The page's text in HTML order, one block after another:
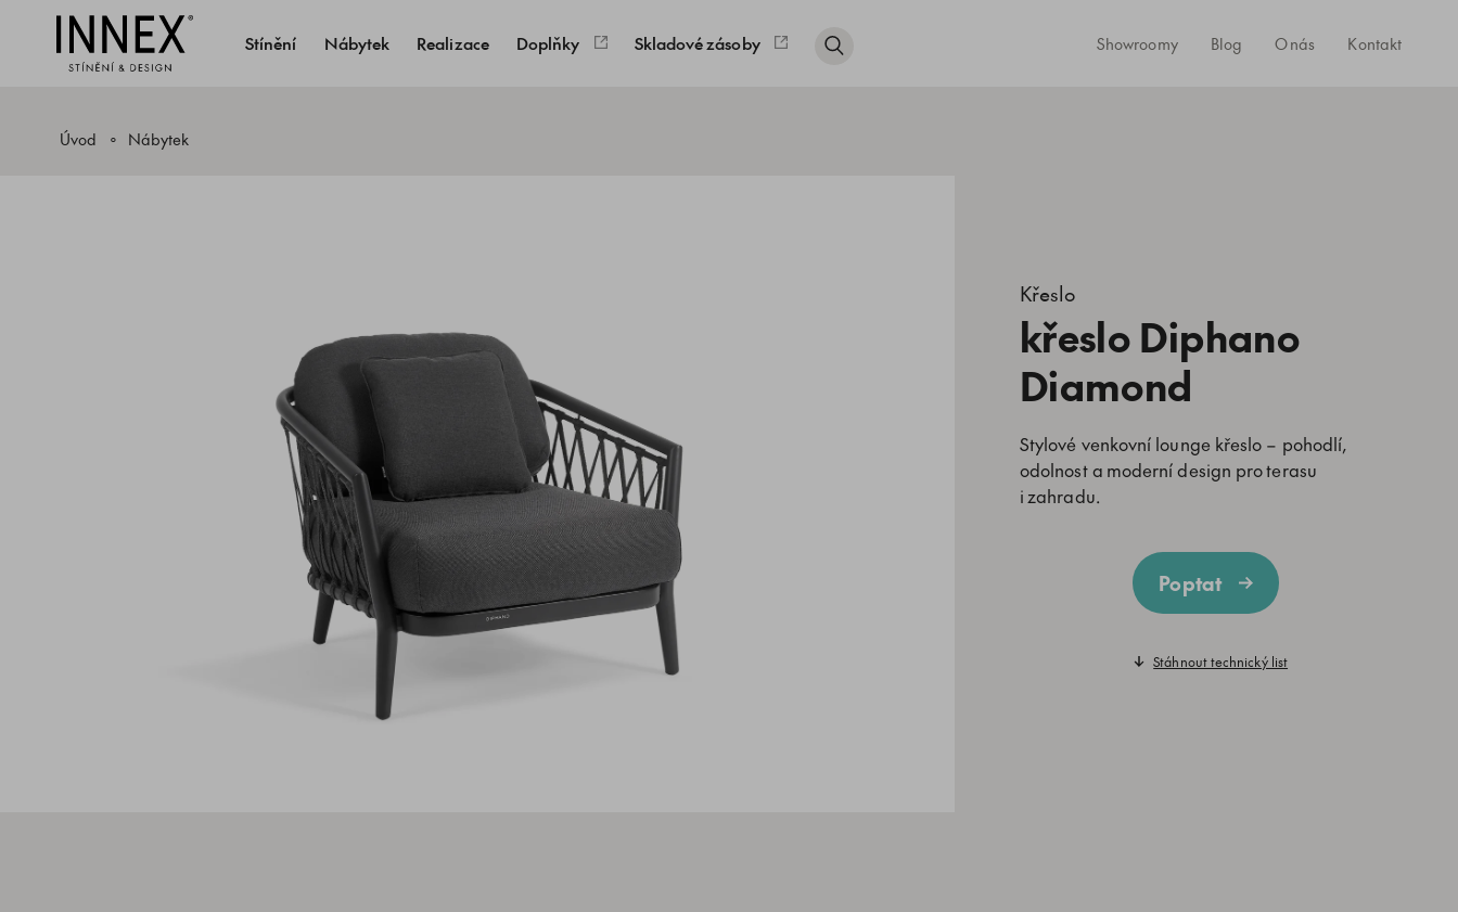
Stínění Nábytek Realizace Doplňky Skladové zásoby Showroomy Blog O nás Kontakt
Úvod Nábytek
Křeslo
křeslo Diphano
Diamond
Stylové venkovní lounge křeslo – pohodlí,
odolnost a moderní design pro terasu
i zahradu.
Poptat
Stáhnout technický list